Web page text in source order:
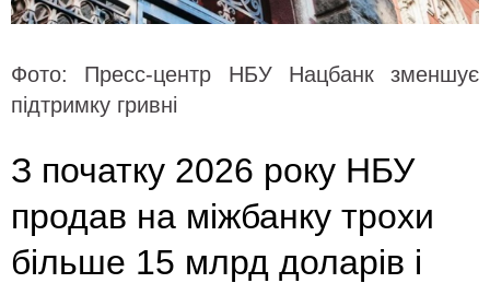
Фото: Пресс-центр НБУ Нацбанк зменшує
підтримку гривні
З початку 2026 року НБУ
продав на міжбанку трохи
більше 15 млрд доларів і